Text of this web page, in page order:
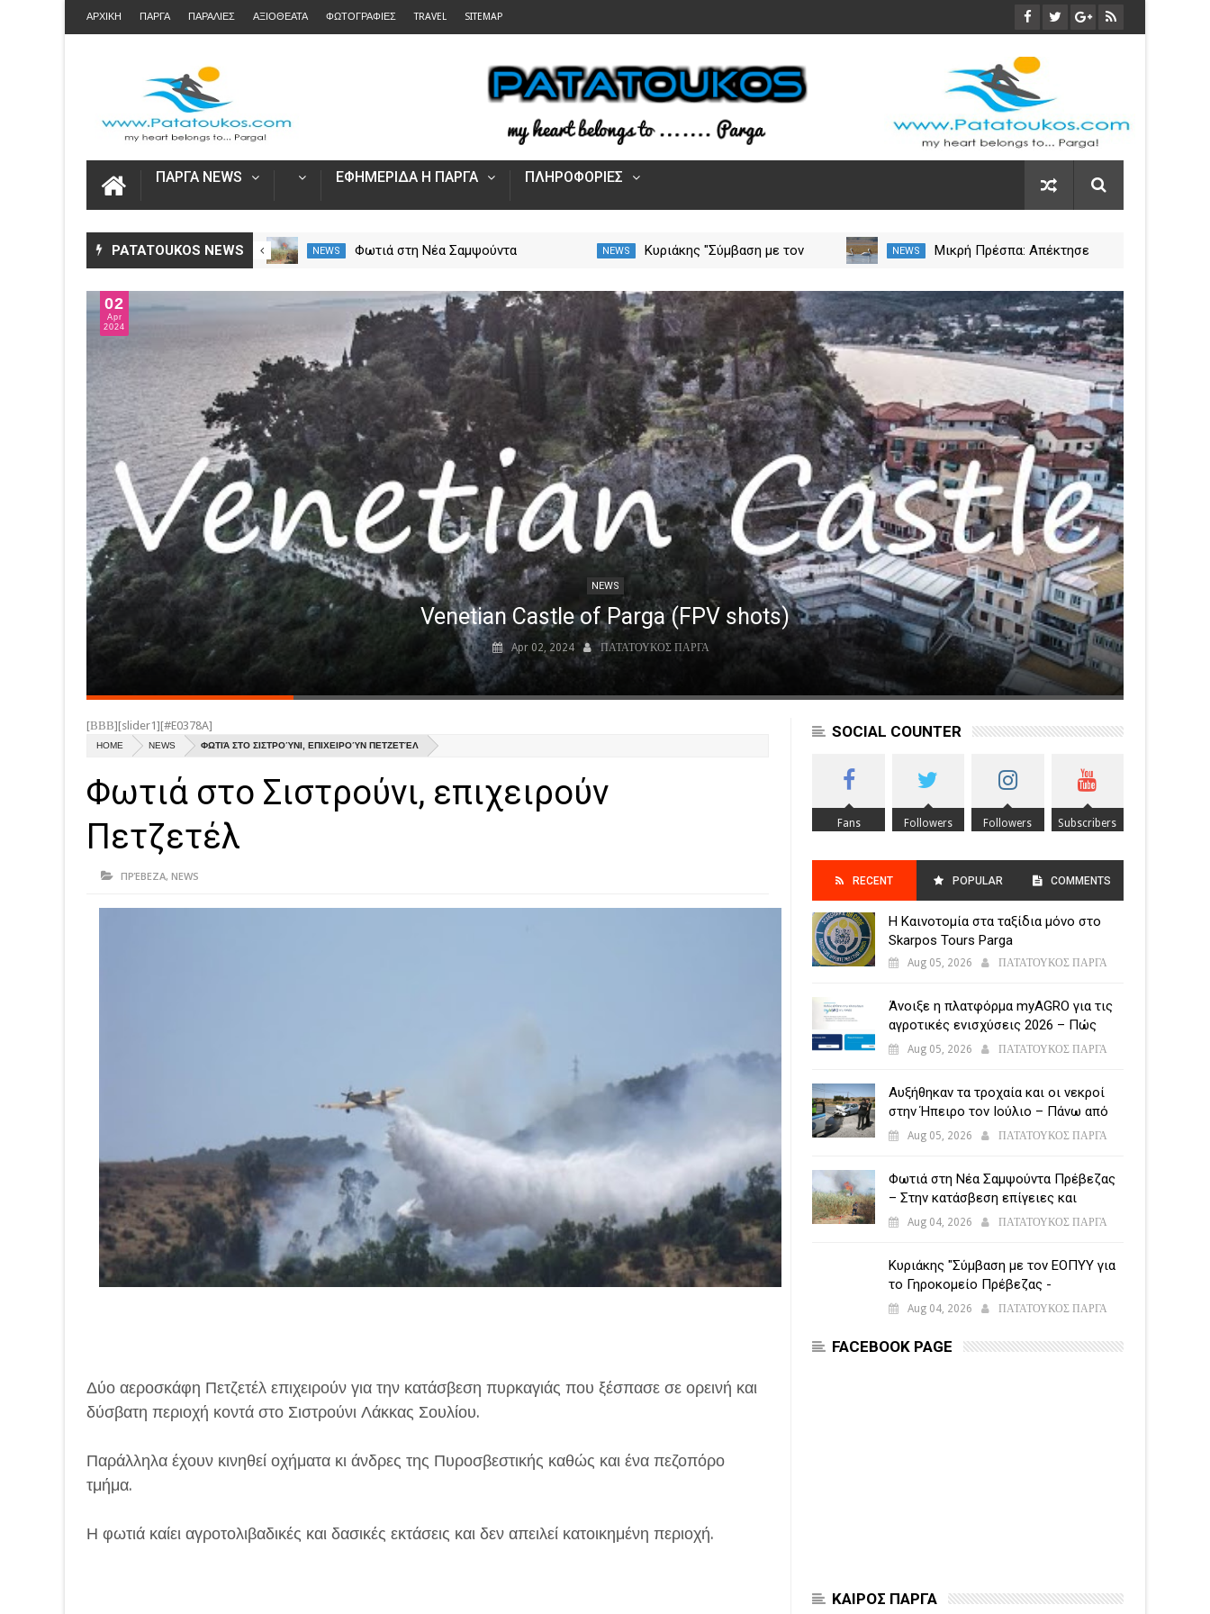
ΑΡΧΙΚΗ ΠΑΡΓΑ ΠΑΡΑΛΙΕΣ ΑΞΙΟΘΕΑΤΑ ΦΩΤΟΓΡΑΦΙΕΣ TRAVEL SITEMAP
ΠΑΡΓΑ NEWS ΕΦΗΜΕΡΙΔΑ Η ΠΑΡΓΑ ΠΛΗΡΟΦΟΡΙΕΣ
PATATOUKOS NEWS
Αυξήθηκαν τα τροχαία και οι
νεκροί στην Ήπειρο τον Ιούλιο
NEWS
Φωτιά στη Νέα Σαμψούντα
δυνάμεις
NEWS
Κυριάκης "Σύμβαση με τον
χρηματοδότηση της
λειτουργίας του"
NEWS
Μικρή Πρέσπα: Απέκτησε
02
Apr
2024
NEWS
Venetian Castle of Parga (FPV shots)
Apr 02, 2024 ΠΑΤΑΤΟΥΚΟΣ ΠΑΡΓΑ
[ΒΒΒ][slider1][#E0378A]
HOME NEWS ΦΩΤΙΆ ΣΤΟ ΣΙΣΤΡΟΎΝΙ, ΕΠΙΧΕΙΡΟΎΝ ΠΕΤΖΕΤΈΛ
Φωτιά στο Σιστρούνι, επιχειρούν
Πετζετέλ
ΠΡΈΒΕΖΑ, NEWS
Δύο αεροσκάφη Πετζετέλ επιχειρούν για την κατάσβεση πυρκαγιάς που ξέσπασε σε ορεινή και
δύσβατη περιοχή κοντά στο Σιστρούνι Λάκκας Σουλίου.
Παράλληλα έχουν κινηθεί οχήματα κι άνδρες της Πυροσβεστικής καθώς και ένα πεζοπόρο
τμήμα.
Η φωτιά καίει αγροτολιβαδικές και δασικές εκτάσεις και δεν απειλεί κατοικημένη περιοχή.
SOCIAL COUNTER
Fans Followers Followers Subscribers
RECENT POPULAR
POSTS
COMMENTS
Η Καινοτομία στα ταξίδια μόνο στο
Skarpos Tours Parga
Aug 05, 2026 ΠΑΤΑΤΟΥΚΟΣ ΠΑΡΓΑ
Άνοιξε η πλατφόρμα myAGRO για τις
αγροτικές ενισχύσεις 2026 – Πώς
υποβάλλεται η Ενιαία Αίτηση
Aug 05, 2026 ΠΑΤΑΤΟΥΚΟΣ ΠΑΡΓΑ
Αυξήθηκαν τα τροχαία και οι νεκροί
στην Ήπειρο τον Ιούλιο – Πάνω από
5.500 παραβάσεις
Aug 05, 2026 ΠΑΤΑΤΟΥΚΟΣ ΠΑΡΓΑ
Φωτιά στη Νέα Σαμψούντα Πρέβεζας
– Στην κατάσβεση επίγειες και
εναέριες δυνάμεις
Aug 04, 2026 ΠΑΤΑΤΟΥΚΟΣ ΠΑΡΓΑ
Κυριάκης "Σύμβαση με τον ΕΟΠΥΥ για
το Γηροκομείο Πρέβεζας -
Διασφαλίζεται η χρηματοδότηση της
Aug 04, 2026 ΠΑΤΑΤΟΥΚΟΣ ΠΑΡΓΑ
FACEBOOK PAGE
ΚΑΙΡΟΣ ΠΑΡΓΑ